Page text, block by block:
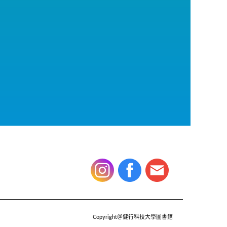
Copyright＠健行科技大學圖書館